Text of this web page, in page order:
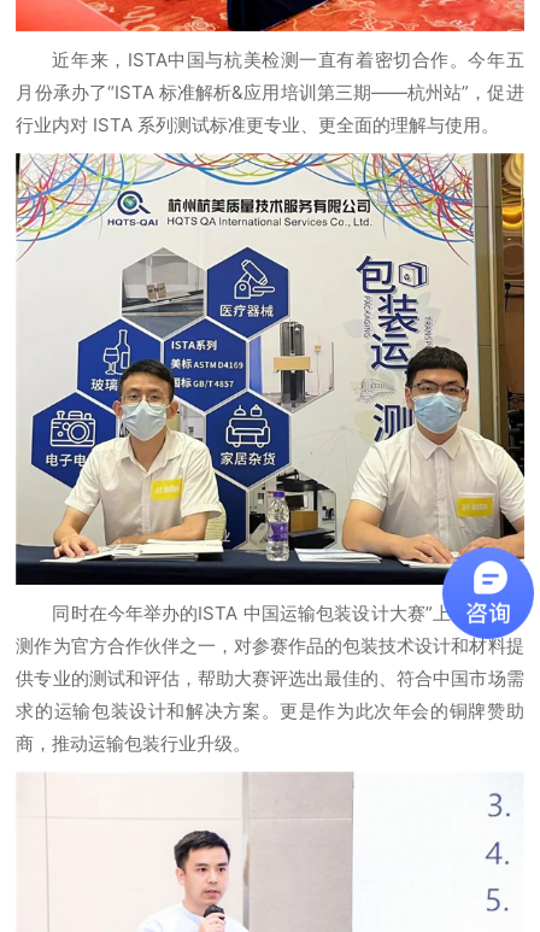
近年来，ISTA中国与杭美检测一直有着密切合作。今年五
月份承办了“ISTA 标准解析&应用培训第三期——杭州站”，促进
行业内对 ISTA 系列测试标准更专业、更全面的理解与使用。
同时在今年举办的ISTA 中国运输包装设计大赛”上，杭美检
测作为官方合作伙伴之一，对参赛作品的包装技术设计和材料提
供专业的测试和评估，帮助大赛评选出最佳的、符合中国市场需
求的运输包装设计和解决方案。更是作为此次年会的铜牌赞助
商，推动运输包装行业升级。